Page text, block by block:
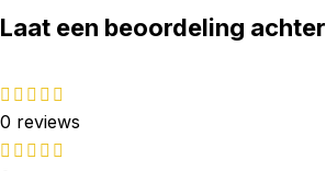
Laat een beoordeling achter
0 reviews